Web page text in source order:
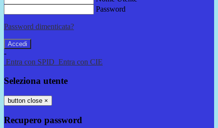
Password
Password dimenticata?
-
Entra con SPID Entra con CIE
Seleziona utente
button close ×
Recupero password